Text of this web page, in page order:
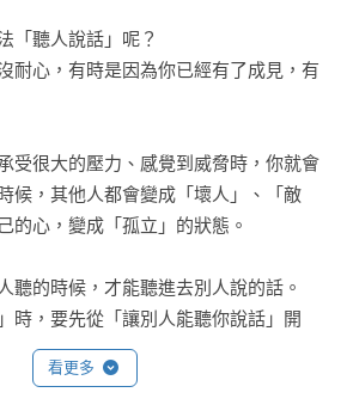
「聽人說話」呢？
耐心，有時是因為你已經有了成見，有
受很大的壓力、感覺到威脅時，你就會
候，其他人都會變成「壞人」、「敵
的心，變成「孤立」的狀態。
聽的時候，才能聽進去別人說的話。
時，要先從「讓別人能聽你說話」開
聽你說」—「你也聽我說」的循環，重
看更多